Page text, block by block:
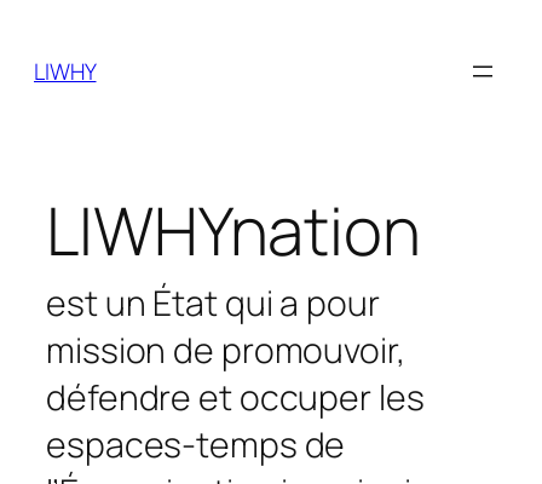
content
LIWHY
LIWHYnation
est un État qui a pour
mission de promouvoir,
défendre et occuper les
espaces-temps de